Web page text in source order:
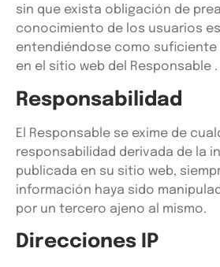
sin que exista obligación de
conocimiento de los usuarios
entendiéndose como
en el sitio web del Responsable .
Responsabilidad
El Responsable se exime de
responsabilidad derivada de la
publicada en su sitio web,
información haya sido
por un tercero ajeno al mismo.
Direcciones IP